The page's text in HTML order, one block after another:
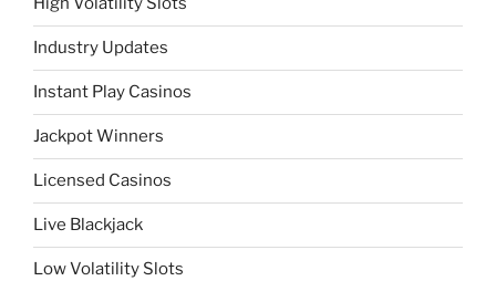
Industry Updates
Instant Play Casinos
Jackpot Winners
Licensed Casinos
Live Blackjack
Low Volatility Slots